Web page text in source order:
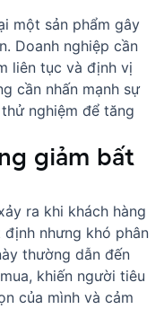
một sản phẩm gây
Doanh nghiệp cần
liên tục và định vị
cần nhấn mạnh sự
nghiệm để tăng
giảm bất
ra khi khách hàng
nhưng khó phân
thường dẫn đến
khiến người tiêu
của mình và cảm